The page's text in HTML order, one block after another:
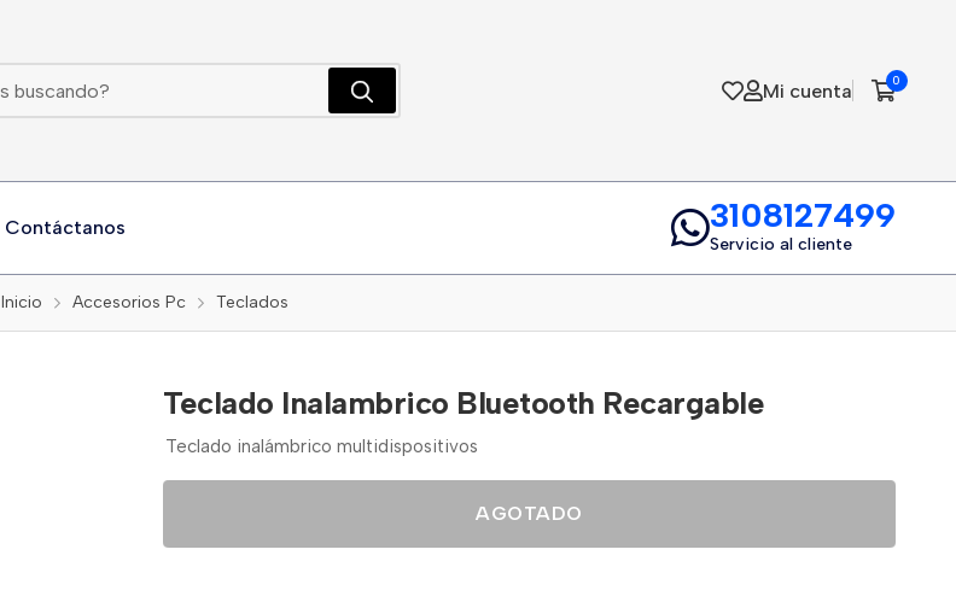
Mi cuenta 0
Contáctanos 3108127499
Servicio al cliente
Inicio Accesorios Pc Teclados
Teclado Inalambrico Bluetooth Recargable
Teclado inalámbrico multidispositivos
AGOTADO